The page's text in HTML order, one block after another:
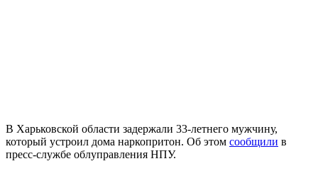
В Харьковской области задержали 33-летнего мужчину,
который устроил дома наркопритон. Об этом сообщили в
пресс-службе облуправления НПУ.